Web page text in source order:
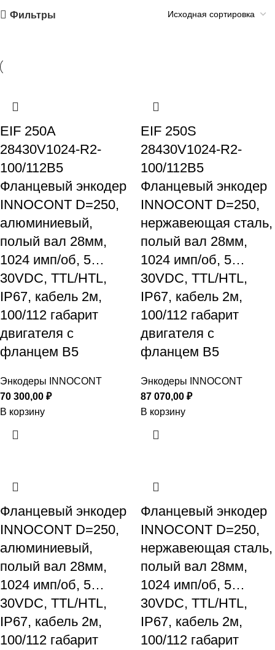
Фильтры
EIF 250A
28430V1024-R2-
100/112B5
Фланцевый энкодер
INNOCONT D=250,
алюминиевый,
полый вал 28мм,
1024 имп/об, 5…
30VDC, TTL/HTL,
IP67, кабель 2м,
100/112 габарит
двигателя с
фланцем B5
Энкодеры INNOCONT
70 300,00 ₽
В корзину
EIF 250S
28430V1024-R2-
100/112B5
Фланцевый энкодер
INNOCONT D=250,
нержавеющая сталь,
полый вал 28мм,
1024 имп/об, 5…
30VDC, TTL/HTL,
IP67, кабель 2м,
100/112 габарит
двигателя с
фланцем B5
Энкодеры INNOCONT
87 070,00 ₽
В корзину
Фланцевый энкодер
INNOCONT D=250,
алюминиевый,
полый вал 28мм,
1024 имп/об, 5…
30VDC, TTL/HTL,
IP67, кабель 2м,
100/112 габарит
Фланцевый энкодер
INNOCONT D=250,
нержавеющая сталь,
полый вал 28мм,
1024 имп/об, 5…
30VDC, TTL/HTL,
IP67, кабель 2м,
100/112 габарит